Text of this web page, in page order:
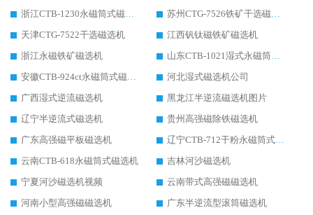
浙江CTB-1230永磁筒式磁选机生产厂家
苏州CTG-7526铁矿干选磁选机
天津CTG-7522干选磁选机
江西钒钛磁铁矿磁选机
浙江永磁铁矿磁选机
山东CTB-1021湿式永磁筒式磁选机
安徽CTB-924ct永磁筒式磁选机
河北湿式磁选机公司
广西湿式逆流磁选机
黑龙江半逆流磁选机图片
辽宁半逆流式磁选机
贵州高强磁除铁磁选机
广东高强磁平板磁选机
辽宁CTB-712干粉永磁筒式磁选机
云南CTB-618永磁筒式磁选机
吉林河沙磁选机
宁夏河沙磁选机视频
云南带式高强磁磁选机
河南小型高强磁磁选机
广东半逆流型滚筒磁选机